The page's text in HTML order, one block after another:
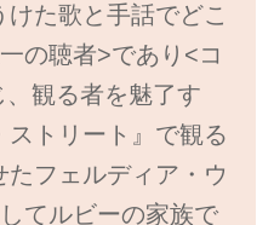
た歌と手話でどこ
の聴者>であり<コ
観る者を魅了す
ストリート』で観る
フェルディア・ウ
てルビーの家族で